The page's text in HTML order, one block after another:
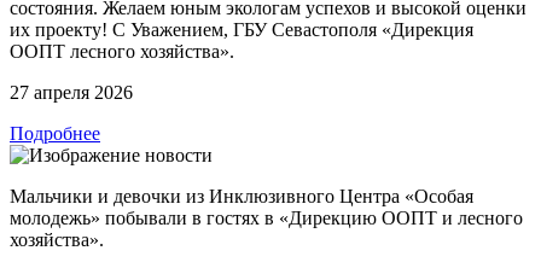
состояния. Желаем юным экологам успехов и высокой оценки
их проекту! С Уважением, ГБУ Севастополя «Дирекция
ООПТ лесного хозяйства».
27 апреля 2026
Подробнее
Мальчики и девочки из Инклюзивного Центра «Особая
молодежь» побывали в гостях в «Дирекцию ООПТ и лесного
хозяйства».